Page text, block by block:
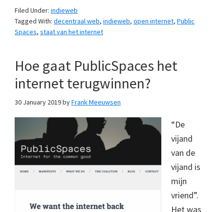
Filed Under: indieweb
Tagged With: decentraal web, indieweb, open internet, Public
Spaces, staat van het internet
Hoe gaat PublicSpaces het
internet terugwinnen?
30 January 2019byFrank Meeuwsen
“De
vijand
van de
vijand is
mijn
vriend”.
Het was